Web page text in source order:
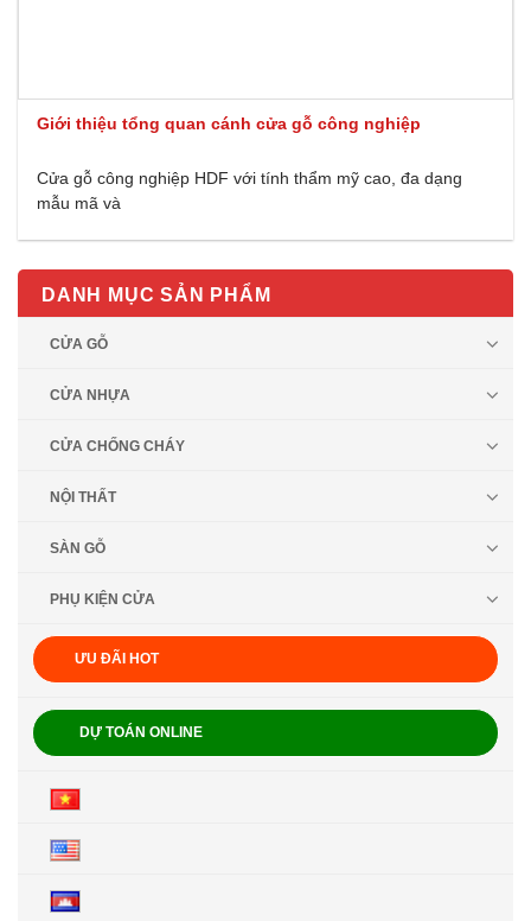
Giới thiệu tổng quan cánh cửa gỗ công nghiệp
Cửa gỗ công nghiệp HDF với tính thẩm mỹ cao, đa dạng
mẫu mã và
DANH MỤC SẢN PHẨM
CỬA GỖ
CỬA NHỰA
CỬA CHỐNG CHÁY
NỘI THẤT
SÀN GỖ
PHỤ KIỆN CỬA
ƯU ĐÃI HOT
DỰ TOÁN ONLINE